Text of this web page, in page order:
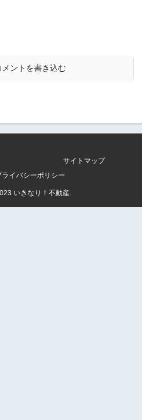
メントを書き込む
サイトマップ
ライバシーポリシー
いきなり！不動産.